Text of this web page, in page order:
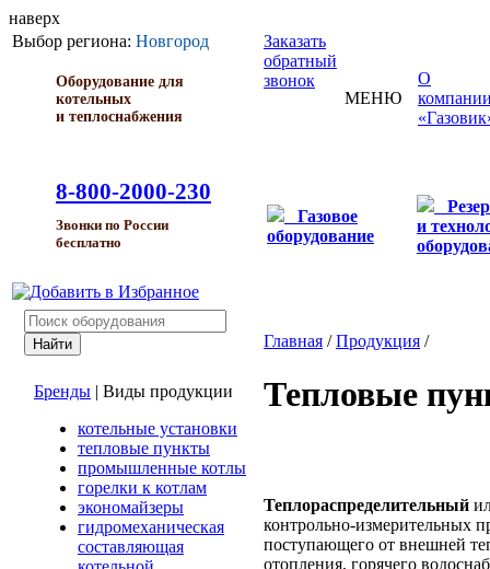
наверх
Выбор региона: Новгород
Оборудование для
котельных
и теплоснабжения
8-800-2000-230
Звонки по России
бесплатно
Заказать
обратный
звонок
МЕНЮ
О
Газовое
оборудование
и
Бренды | Виды продукции
котельные установки
тепловые пункты
промышленные котлы
горелки к котлам
экономайзеры
гидромеханическая
составляющая
Главная /Продукция /
Тепловые
Теплораспределительный
контрольно-измерительных
поступающего от внешней
отопления, горячего